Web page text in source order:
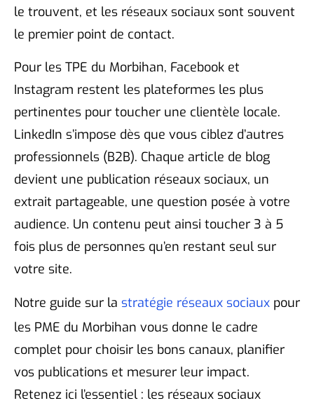
le trouvent, et les réseaux sociaux sont souvent
le premier point de contact.
Pour les TPE du Morbihan, Facebook et
Instagram restent les plateformes les plus
pertinentes pour toucher une clientèle locale.
LinkedIn s’impose dès que vous ciblez d’autres
professionnels (B2B). Chaque article de blog
devient une publication réseaux sociaux, un
extrait partageable, une question posée à votre
audience. Un contenu peut ainsi toucher 3 à 5
fois plus de personnes qu’en restant seul sur
votre site.
Notre guide sur la stratégie réseaux sociaux pour
les PME du Morbihan vous donne le cadre
complet pour choisir les bons canaux, planifier
vos publications et mesurer leur impact.
Retenez ici l’essentiel : les réseaux sociaux